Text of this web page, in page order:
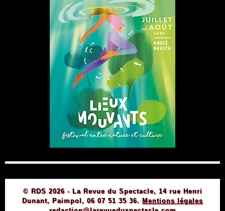
© RDS 2026 - La Revue du Spectacle, 14 rue Henri
Dunant, Paimpol, 06 07 51 35 36. Mentions légales